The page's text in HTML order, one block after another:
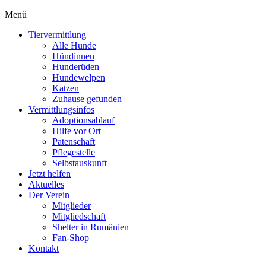
Menü
Tiervermittlung
Alle Hunde
Hündinnen
Hunderüden
Hundewelpen
Katzen
Zuhause gefunden
Vermittlungsinfos
Adoptionsablauf
Hilfe vor Ort
Patenschaft
Pflegestelle
Selbstauskunft
Jetzt helfen
Aktuelles
Der Verein
Mitglieder
Mitgliedschaft
Shelter in Rumänien
Fan-Shop
Kontakt